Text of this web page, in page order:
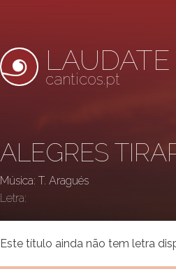
LAUDATE
canticos.pt
ALEGRES
Música: T. Aragués
Letra:
Este título ainda não tem letra